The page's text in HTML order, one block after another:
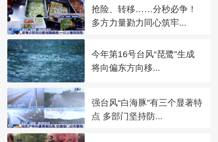
抢险、转移……分秒必争！
多方力量勠力同心筑牢...
今年第16号台风“琵鹭”生成
将向偏东方向移...
强台风“白海豚”有三个显著特
点 多部门坚持防...